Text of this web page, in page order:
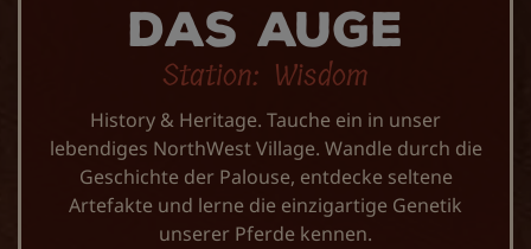
Das Auge
Station: Wisdom
History & Heritage. Tauche ein in unser
lebendiges NorthWest Village. Wandle durch die
Geschichte der Palouse, entdecke seltene
Artefakte und lerne die einzigartige Genetik
unserer Pferde kennen.